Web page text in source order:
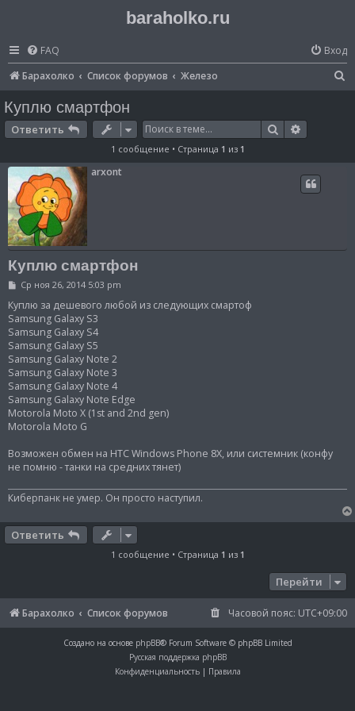
baraholko.ru
FAQ
Вход
Барахолко
Список форумов Железо
Куплю смартфон
Ответить Поиск
1 сообщение • Страница 1 из 1
arxont
Куплю смартфон
С
о
б
щ
е
н
и
е
Ср ноя 26, 2014 5:03 pm
Куплю за дешевого любой из следующих смартоф
Samsung Galaxy S3
Samsung Galaxy S4
Samsung Galaxy S5
Samsung Galaxy Note 2
Samsung Galaxy Note 3
Samsung Galaxy Note 4
Samsung Galaxy Note Edge
Motorola Moto X (1st and 2nd gen)
Motorola Moto G
Возможен обмен на HTC Windows Phone 8X, или системник (конфу
не помню - танки на средних тянет)
Киберпанк не умер. Он просто наступил.
Ответить
1 сообщение • Страница 1 из 1
Перейти
Барахолко Список форумов Часовой пояс: UTC+09:00
Создано на основе phpBB® Forum Software © phpBB Limited
Русская поддержка phpBB
Конфиденциальность| Правила